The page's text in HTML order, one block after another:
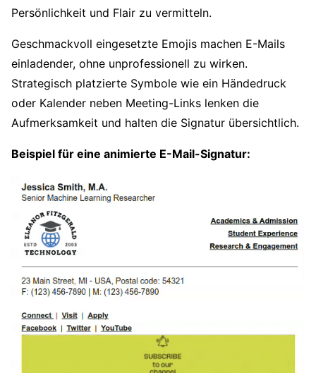
Persönlichkeit und Flair zu vermitteln.
Geschmackvoll eingesetzte Emojis machen E-Mails
einladender, ohne unprofessionell zu wirken.
Strategisch platzierte Symbole wie ein Händedruck
oder Kalender neben Meeting-Links lenken die
Aufmerksamkeit und halten die Signatur übersichtlich.
Beispiel für eine animierte E-Mail-Signatur: